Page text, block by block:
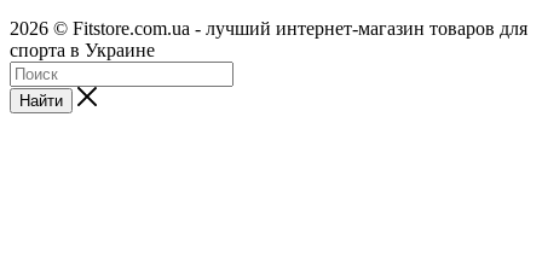
2026 © Fitstore.com.ua - лучший интернет-магазин товаров для
спорта в Украине
Найти